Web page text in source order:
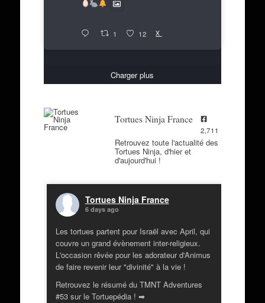
1 12 X
Charger plus
Tortues Ninja France
2,711
Retrouvez toute l'actualité des
Tortues Ninja, d'hier et
d'aujourd'hui !
Tortues Ninja France
6 days ago
Les tortues partent pour Israël avec April, qui
couvre un grand évènement inter-religieux.
L'occasion rêvée pour les adorateur d'Animus
de faire revenir leur "divinité" à la vie !
Retrouvez le résumé du TMNT Adventures
#53 sur le Tortuepédia ! ➡